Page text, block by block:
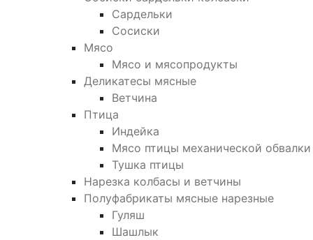
Сардельки
Сосиски
Мясо
Мясо и мясопродукты
Деликатесы мясные
Ветчина
Птица
Индейка
Мясо птицы механической обвалки
Тушка птицы
Нарезка колбасы и ветчины
Полуфабрикаты мясные нарезные
Гуляш
Шашлык